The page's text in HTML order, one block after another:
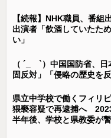
【続報】NHK職員、番
出演者「飲酒していたた
い」
（ ´_ゝ`）中国国防省、
固反対」「侵略の歴史を
県立中学校で働くフィリ
猥褻容疑で再逮捕へ
半年後、学校と県教委が